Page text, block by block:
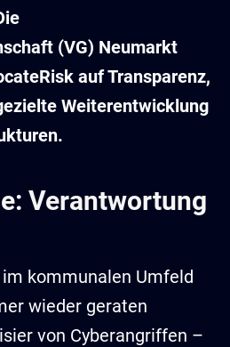
(VG) Neumarkt
auf Transparenz,
Weiterentwicklung
Verantwortung
kommunalen Umfeld
wieder geraten
von Cyberangriffen –